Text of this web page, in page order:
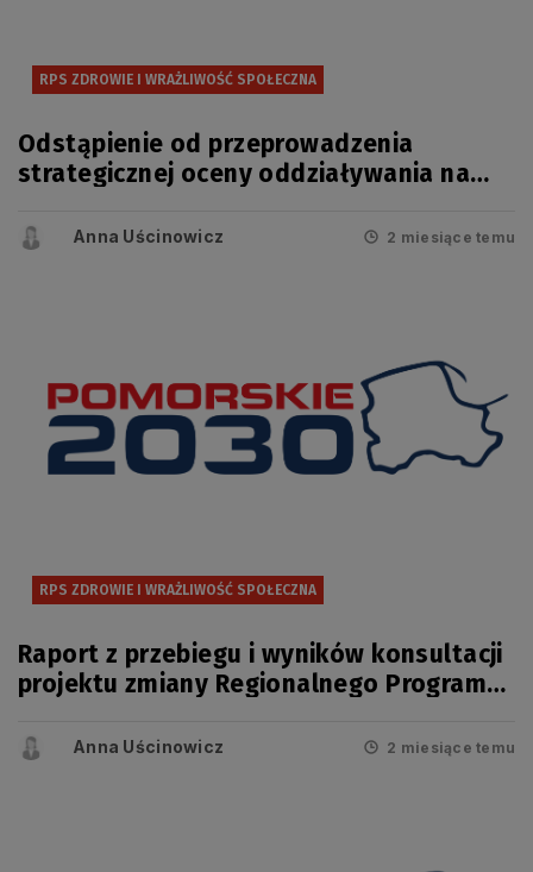
RPS ZDROWIE I WRAŻLIWOŚĆ SPOŁECZNA
Odstąpienie od przeprowadzenia
strategicznej oceny oddziaływania na
Regionalnego Programu Strategicznego
Anna Uścinowicz 2 miesiące temu
RPS ZDROWIE I WRAŻLIWOŚĆ SPOŁECZNA
Raport z przebiegu i wyników konsultacji
projektu zmiany Regionalnego Programu
bezpieczeństwa zdrowotnego i
Anna Uścinowicz 2 miesiące temu